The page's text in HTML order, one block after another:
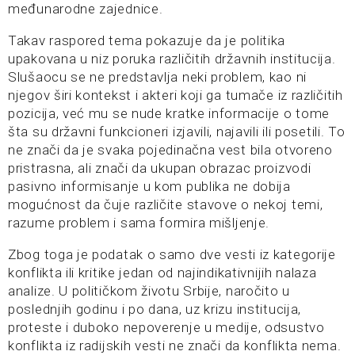
međunarodne zajednice.
Takav raspored tema pokazuje da je politika
upakovana u niz poruka različitih državnih institucija.
Slušaocu se ne predstavlja neki problem, kao ni
njegov širi kontekst i akteri koji ga tumače iz različitih
pozicija, već mu se nude kratke informacije o tome
šta su državni funkcioneri izjavili, najavili ili posetili. To
ne znači da je svaka pojedinačna vest bila otvoreno
pristrasna, ali znači da ukupan obrazac proizvodi
pasivno informisanje u kom publika ne dobija
mogućnost da čuje različite stavove o nekoj temi,
razume problem i sama formira mišljenje.
Zbog toga je podatak o samo dve vesti iz kategorije
konflikta ili kritike jedan od najindikativnijih nalaza
analize. U političkom životu Srbije, naročito u
poslednjih godinu i po dana, uz krizu institucija,
proteste i duboko nepoverenje u medije, odsustvo
konflikta iz radijskih vesti ne znači da konflikta nema.